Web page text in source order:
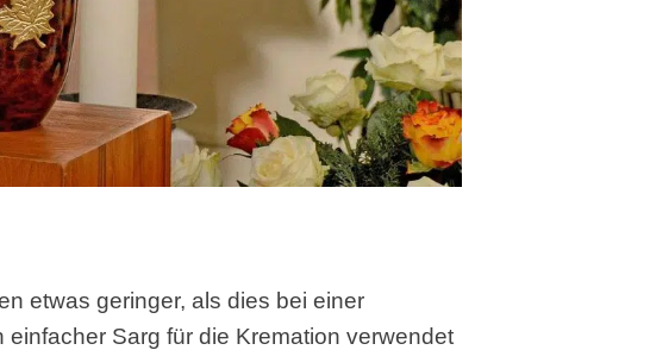
etwas geringer, als dies bei einer
Sarg für die Kremation verwendet